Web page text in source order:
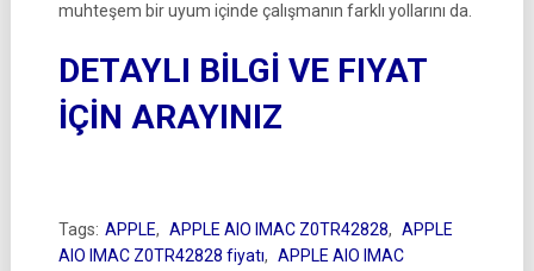
muhteşem bir uyum içinde çalışmanın farklı yollarını da.
DETAYLI BİLGİ VE FIYAT
İÇİN ARAYINIZ
Tags: APPLE, APPLE AIO IMAC Z0TR42828, APPLE
AIO IMAC Z0TR42828 fiyatı, APPLE AIO IMAC